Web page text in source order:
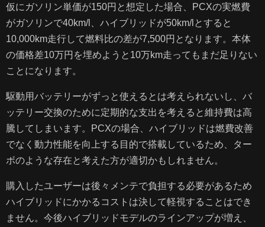
仮にガソリン単価が150円と想定した場合、PCXの実燃費
がガソリンで40km/l、ハイブリッドが50km/lとすると
10,000km走行して燃料比の差が7,500円となります。本体
の価格差10万円を埋めようと10万km走ってもまだ足りない
ことになります。
駆動用バッテリーがずっと使えるとは考えられないし、バ
ッテリー交換のために定期的な支出を考えると維持費は高
騰してしまいます。PCXの場合、ハイブリッドは燃費改善
でなく動力性能を向上する目的で搭載しているため、ター
ボのような存在と考えた方が適切かもしれません。
購入したユーザーは後々メンテで負担する必要があるため
ハイブリッドにかかるコストは決して軽視することはでき
ません。今後ハイブリッドモデルのラインアップが増え、